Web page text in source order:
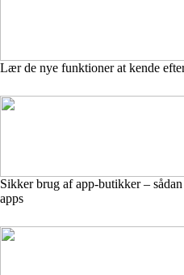
Lær de nye funktioner at kende
Sikker brug af app-butikker –
apps